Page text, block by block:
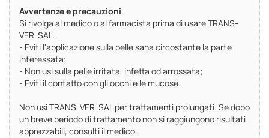
Avvertenze e precauzioni
Si rivolga al medico o al farmacista prima di usare TRANS-
VER-SAL.
- Eviti l'applicazione sulla pelle sana circostante la parte
interessata;
- Non usi sulla pelle irritata, infetta od arrossata;
- Eviti il contatto con gli occhi e le mucose.
Non usi TRANS-VER-SAL per trattamenti prolungati. Se dopo
un breve periodo di trattamento non si raggiungono risultati
apprezzabili, consulti il medico.